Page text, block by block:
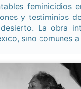
feminicidios
y testiminios
La obra
sino comunes
6
de
Jueves 6,
Domingo 9 y
Almanza
Dir.
/ Tacones